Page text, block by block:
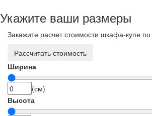
Укажите ваши размеры
Закажите расчет стоимости шкафа-купе
Рассчитать стоимость
Ширина
(см)
Высота